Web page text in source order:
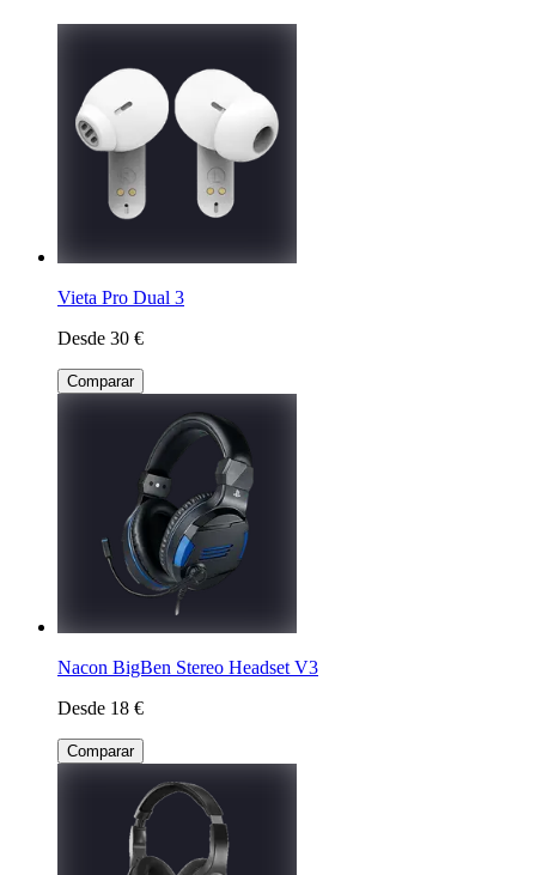
Vieta Pro Dual 3
Desde 30 €
Comparar
Nacon BigBen Stereo Headset V3
Desde 18 €
Comparar